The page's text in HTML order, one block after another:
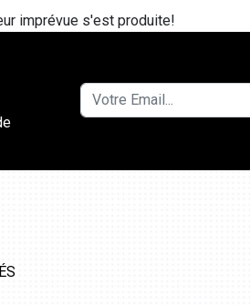
imprévue s'est produite!